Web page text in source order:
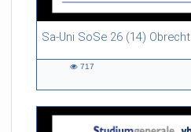
Sa-Uni SoSe 26 (14) Obrecht
46:53 duration
717